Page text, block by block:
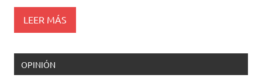
LEER MÁS
OPINIÓN